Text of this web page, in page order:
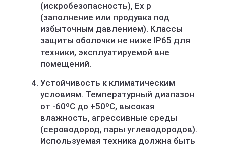
(искробезопасность), Ex p
(заполнение или продувка под
избыточным давлением). Классы
защиты оболочки не ниже IP65 для
техники, эксплуатируемой вне
помещений.
Устойчивость к климатическим
условиям. Температурный диапазон
от -60ºС до +50ºС, высокая
влажность, агрессивные среды
(сероводород, пары углеводородов).
Используемая техника должна быть